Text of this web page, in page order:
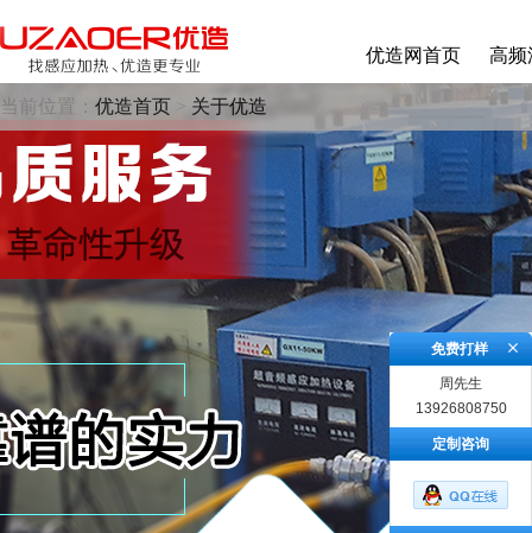
优造网首页 高频
当前位置： 优造首页 > 关于优造
免费打样
周先生
13926808750
定制咨询